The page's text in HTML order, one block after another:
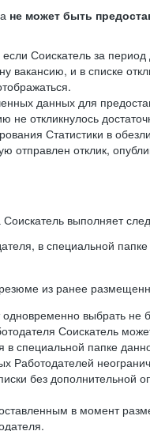
не может быть
Соискатель за период
вакансию, и в списке
данных для
не откликнулось
Статистики в
отправлен отклик,
выполняет
в специальной папке
из ранее
выбрать не
Соискатель
специальной папке
Работодателей
без дополнительной
в момент